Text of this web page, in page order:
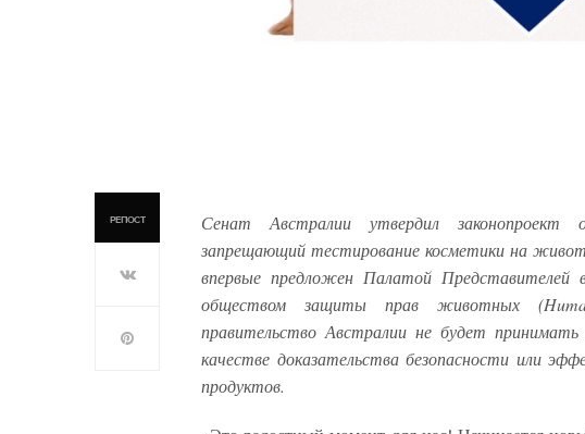
РЕПОСТ
Сенат Австралии утвердил законопроект
запрещающий тестирование косметики на
впервые предложен Палатой
обществом защиты прав животных (Hu
правительство Австралии не будет
качестве доказательства безопасности или
продуктов.